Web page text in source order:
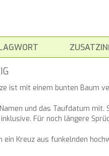
ist mit einem bunten Baum
und das Taufdatum
Für noch längere
Kreuz aus funkelnden